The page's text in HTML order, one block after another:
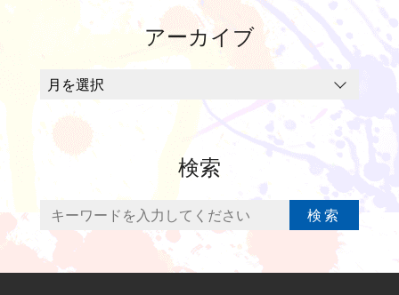
アーカイブ
検索
検索